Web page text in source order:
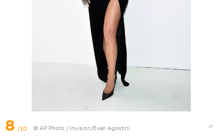
8 /10 © AP Photo / Invision/Evan Agostini